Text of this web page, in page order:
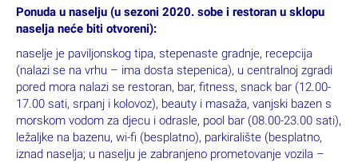
Adriatiq Resort Fontana je smješten na maloj padini pored
mora, 500 m od centra Jelse
Ponuda u naselju(u sezoni 2020. sobe i restoran u sklopu
naselja neće biti otvoreni):
naselje je paviljonskog tipa, stepenaste gradnje, recepcija
(nalazi se na vrhu – ima dosta stepenica), u centralnoj zgradi
pored mora nalazi se restoran, bar, fitness, snack bar (12.00-
17.00 sati, srpanj i kolovoz), beauty i masaža, vanjski bazen s